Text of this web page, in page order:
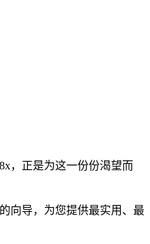
，正是为这一份份渴望而
向导，为您提供最实用、最